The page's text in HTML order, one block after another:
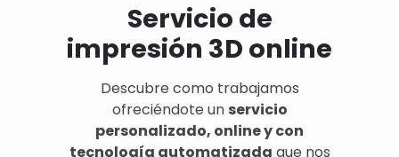
Servicio de
impresión 3D online
Descubre como trabajamos
ofreciéndote un servicio
personalizado, online y con
tecnología automatizada que nos